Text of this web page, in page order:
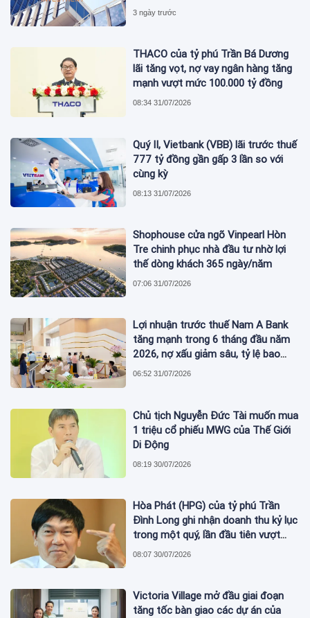
3 ngày trước
THACO của tỷ phú Trần Bá Dương
lãi tăng vọt, nợ vay ngân hàng tăng
mạnh vượt mức 100.000 tỷ đồng
08:34 31/07/2026
Quý II, Vietbank (VBB) lãi trước thuế
777 tỷ đồng gần gấp 3 lần so với
cùng kỳ
08:13 31/07/2026
Shophouse cửa ngõ Vinpearl Hòn
Tre chinh phục nhà đầu tư nhờ lợi
thế dòng khách 365 ngày/năm
07:06 31/07/2026
Lợi nhuận trước thuế Nam A Bank
tăng mạnh trong 6 tháng đầu năm
2026, nợ xấu giảm sâu, tỷ lệ bao
phủ nợ xấu tăng vượt trội
06:52 31/07/2026
Chủ tịch Nguyễn Đức Tài muốn mua
1 triệu cổ phiếu MWG của Thế Giới
Di Động
08:19 30/07/2026
Hòa Phát (HPG) của tỷ phú Trần
Đình Long ghi nhận doanh thu kỷ lục
trong một quý, lần đầu tiên vượt
mức 2 tỷ USD
08:07 30/07/2026
Victoria Village mở đầu giai đoạn
tăng tốc bàn giao các dự án của